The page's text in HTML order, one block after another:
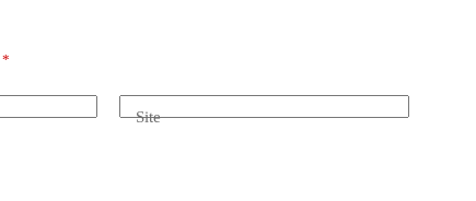
*
Site